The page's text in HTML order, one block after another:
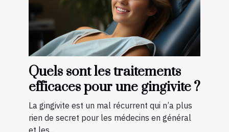
Quels sont les traitements
efficaces pour une gingivite ?
La gingivite est un mal récurrent qui n’a plus
rien de secret pour les médecins en général
et les...